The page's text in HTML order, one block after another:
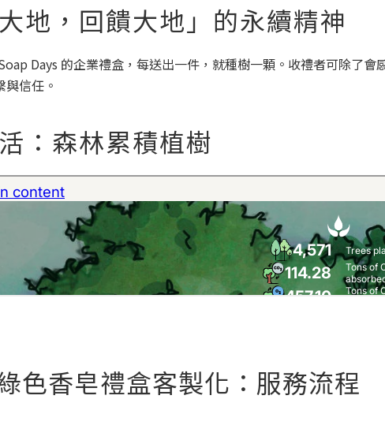
大地，回饋大地」的永續精神
Days 的企業禮盒，每送出一件，就種樹一顆。收禮者可除了
信任。
：森林累積植樹
色香皂禮盒客製化：服務流程